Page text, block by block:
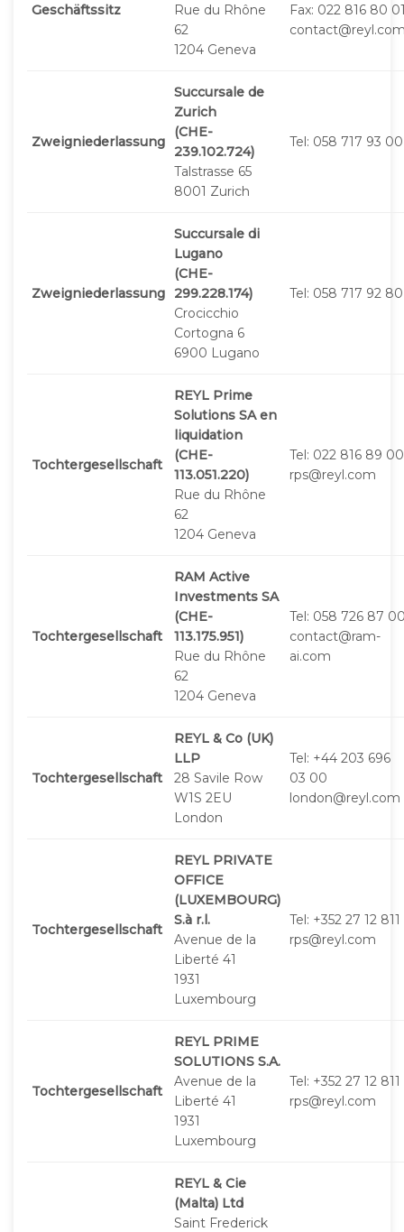
Geschäftssitz
Rue du Rhône
62
1204 Geneva
Fax: 022 816 80
Zweigniederlassung
Succursale de
Zurich
(CHE-
239.102.724)
Talstrasse 65
8001 Zurich
Tel: 058 717 93 00
Zweigniederlassung
Succursale di
Lugano
(CHE-
299.228.174)
Crocicchio
Cortogna 6
6900 Lugano
Tel: 058 717 92 80
Tochtergesellschaft
REYL Prime
Solutions SA en
liquidation
(CHE-
113.051.220)
Rue du Rhône
62
1204 Geneva
Tel: 022 816 89 00
rps@reyl.com
Tochtergesellschaft
RAM Active
Investments SA
(CHE-
113.175.951)
Rue du Rhône
62
1204 Geneva
Tel: 058 726 87
contact@ram-
ai.com
Tochtergesellschaft
REYL & Co (UK)
LLP
28 Savile Row
W1S 2EU
London
Tel: +44 203 696
03 00
london@reyl.com
Tochtergesellschaft
REYL PRIVATE
OFFICE
(LUXEMBOURG)
S.à r.l.
Avenue de la
Liberté 41
1931
Luxembourg
Tel: +352 27 12 811
rps@reyl.com
Tochtergesellschaft
REYL PRIME
SOLUTIONS S.A.
Avenue de la
Liberté 41
1931
Luxembourg
Tel: +352 27 12 811
rps@reyl.com
REYL & Cie
(Malta) Ltd
Saint Frederick